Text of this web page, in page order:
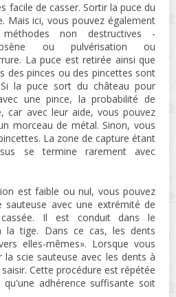
facile de casser. Sortir la puce du
Mais ici, vous pouvez également
non destructives -
ou pulvérisation ou
La puce est retirée ainsi que
des pinces ou des pincettes sont
la puce sort du château pour
une pince, la probabilité de
car avec leur aide, vous pouvez
morceau de métal. Sinon, vous
La zone de capture étant
se termine rarement avec
est faible ou nul, vous pouvez
sauteuse avec une extrémité de
cassée. Il est conduit dans le
la tige. Dans ce cas, les dents
elles-mêmes». Lorsque vous
scie sauteuse avec les dents à
Cette procédure est répétée
adhérence suffisante soit